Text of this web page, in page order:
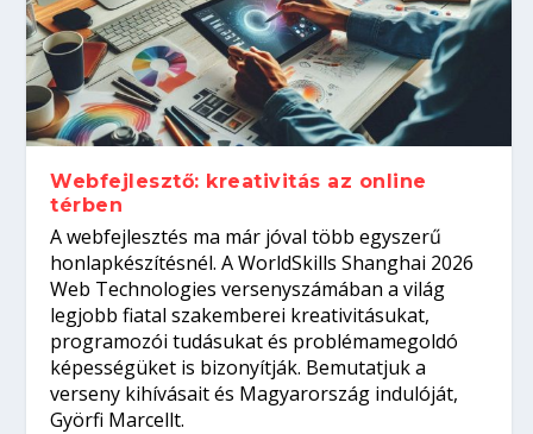
Hogyan készíts ATS-barát önéletrajzot?
Így növelheted az esélyedet az
állásinterjúra...
Kitalálod, mire használják ezeket a
gépeket?
Nem sikerült az egyetemi felvételi?
Tanulj szakmát!
Szoftverfejlesztő: verseny kódban –
amikor néhány sor program dönti el a
világversenyt...
Webfejlesztő: kreativitás az online
térben
A webfejlesztés ma már jóval több egyszerű
honlapkészítésnél. A WorldSkills Shanghai 2026
Web Technologies versenyszámában a világ
legjobb fiatal szakemberei kreativitásukat,
programozói tudásukat és problémamegoldó
képességüket is bizonyítják. Bemutatjuk a
verseny kihívásait és Magyarország indulóját,
Györfi Marcellt.